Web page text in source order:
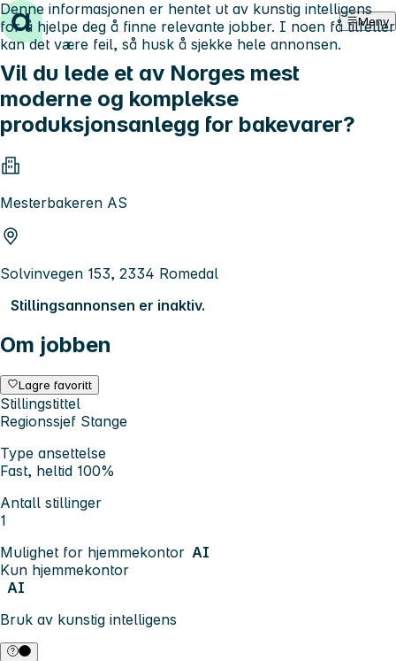
Hopp til innhold Meny
Vil du lede et av Norges mest
moderne og komplekse
produksjonsanlegg for bakevarer?
Mesterbakeren AS
Solvinvegen 153, 2334 Romedal
Stillingsannonsen er inaktiv.
Om jobben
Lagre favoritt
Stillingstittel
Regionssjef Stange
Type ansettelse
Fast, heltid 100%
Antall stillinger
1
Mulighet for hjemmekontor AI
Kun hjemmekontor
AI
Bruk av kunstig intelligens
Denne informasjonen er hentet ut av kunstig intelligens
for å hjelpe deg å finne relevante jobber. I noen få tilfeller
kan det være feil, så husk å sjekke hele annonsen.